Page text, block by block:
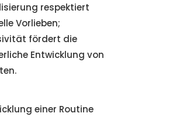
respektiert
Vorlieben;
fördert die
Entwicklung von
einer Routine